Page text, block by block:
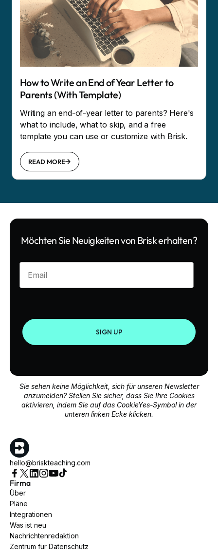
How to Write an End of Year Letter to
Parents (With Template)
Writing an end-of-year letter to parents? Here's
what to include, what to skip, and a free
template you can use or customize with Brisk.
READ MORE
Möchten Sie Neuigkeiten von Brisk erhalten?
Enter your email
SIGN UP
Sie sehen keine Möglichkeit, sich für unseren Newsletter
anzumelden? Stellen Sie sicher, dass Sie Ihre Cookies
aktivieren, indem Sie auf das CookieYes-Symbol in der
unteren linken Ecke klicken.
hello@briskteaching.com
Firma
Über
Pläne
Integrationen
Was ist neu
Nachrichtenredaktion
Zentrum für Datenschutz